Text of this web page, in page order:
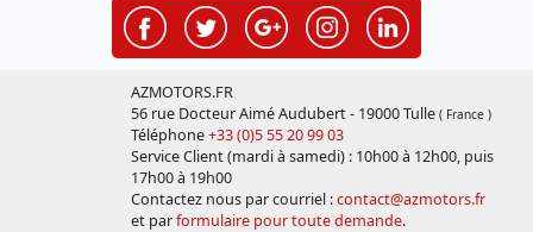
AZMOTORS.FR
56 rue Docteur Aimé Audubert - 19000 Tulle ( France )
Téléphone+33 (0)5 55 20 99 03
Service Client (mardi à samedi) : 10h00 à 12h00, puis
17h00 à 19h00
Contactez nous par courriel :contact@azmotors.fr
et parformulaire pour toute demande.